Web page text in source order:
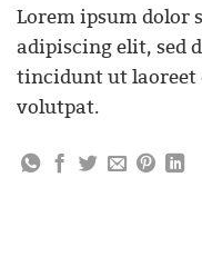
Lorem ipsum dolor
adipiscing elit, sed
tincidunt ut laoreet
volutpat.